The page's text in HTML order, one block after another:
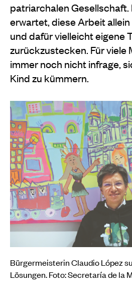
patriarchalen Gesellschaft.
erwartet, diese Arbeit
und dafür vielleicht eigene
zurückzustecken. Für viele
immer noch nicht infrage,
Kind zu kümmern.
Bürgermeisterin Claudio López
Lösungen. Foto: Secretaría de la